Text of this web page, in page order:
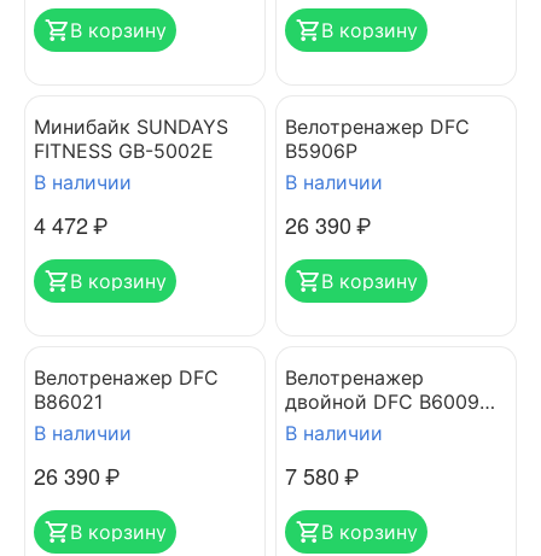
В корзину В корзину
Минибайк SUNDAYS
FITNESS GB-5002E
В наличии
4 472₽
В корзину
Велотренажер DFC
B5906P
В наличии
26 390₽
В корзину
Велотренажер DFC
B86021
В наличии
26 390₽
В корзину
Велотренажер
двойной DFC B6009
dual bike
В наличии
7 580₽
В корзину